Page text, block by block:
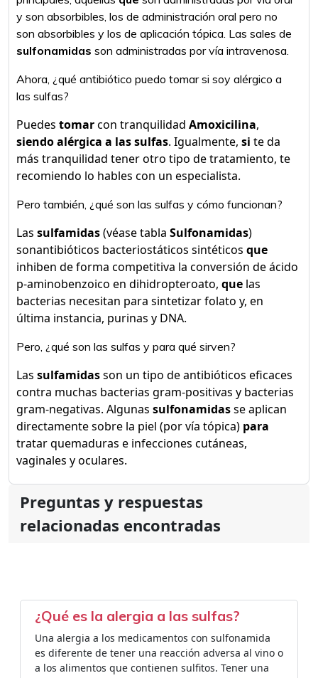
y son absorbibles, los de administración oral pero no
son absorbibles y los de aplicación tópica. Las sales de
sulfonamidas son administradas por vía intravenosa.
Ahora, ¿qué antibiótico puedo tomar si soy alérgico a
las sulfas?
Puedes tomarcon tranquilidad Amoxicilina,
siendo alérgica a las sulfas. Igualmente, si te da
más tranquilidad tener otro tipo de tratamiento, te
recomiendo lo hables con un especialista.
Pero también, ¿qué son las sulfas y cómo funcionan?
Las sulfamidas(véase tabla Sulfonamidas)
sonantibióticos bacteriostáticos sintéticos que
inhiben de forma competitiva la conversión de ácido
p-aminobenzoico en dihidropteroato, que las
bacterias necesitan para sintetizar folato y, en
última instancia, purinas y DNA.
Pero, ¿qué son las sulfas y para qué sirven?
Las sulfamidasson un tipo de antibióticos eficaces
contra muchas bacterias gram-positivas y bacterias
gram-negativas. Algunas sulfonamidasse aplican
directamente sobre la piel (por vía tópica) para
tratar quemaduras e infecciones cutáneas,
vaginales y oculares.
Preguntas y respuestas
relacionadas encontradas
¿Qué es la alergia a las sulfas?
Una alergia a los medicamentos con sulfonamida
es diferente de tener una reacción adversa al vino o
a los alimentos que contienen sulfitos. Tener una